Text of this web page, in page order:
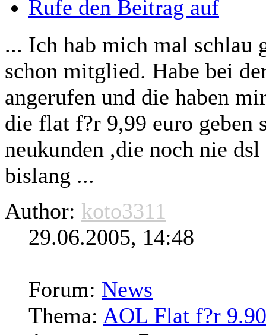
Rufe den Beitrag auf
... Ich hab mich mal schlau
schon mitglied. Habe bei
angerufen und die haben
die flat f?r 9,99 euro geben
neukunden ,die noch nie
bislang ...
Author: koto3311
29.06.2005, 14:48
Forum: News
Thema: AOL Flat f?r